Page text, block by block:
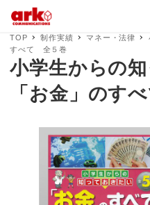
TOP 制作実績 マネー・法律
すべて 全５巻
小学生からの
「お金」のす